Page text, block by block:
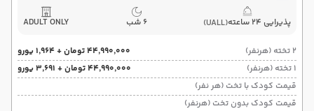
پذیرایی 24 ساعته (UALL) 6 شب ADULT ONLY
2 تخته (هرنفر)
۴۴٬۹۹۰٬۰۰۰ تومان + ۱٬۹۶۴ یورو
1 تخته (هرنفر)
۴۴٬۹۹۰٬۰۰۰ تومان + ۳٬۶۹۱ یورو
قیمت کودک با تخت (هر نفر)
قیمت کودک بدون تخت (هرنفر)